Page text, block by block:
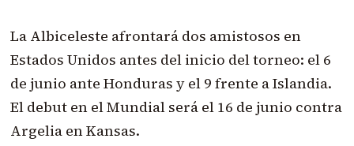
La Albiceleste afrontará dos amistosos en
Estados Unidos antes del inicio del torneo: el 6
de junio ante Honduras y el 9 frente a Islandia.
El debut en el Mundial será el 16 de junio contra
Argelia en Kansas.